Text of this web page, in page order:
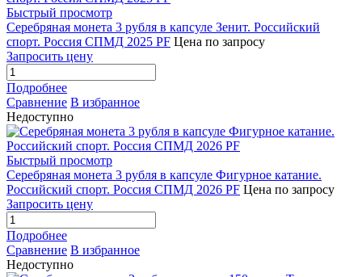
Быстрый просмотр
Серебряная монета 3 рубля в капсуле Зенит. Российский
спорт. Россия СПМД 2025 PF Цена по запросу
Запросить цену
Подробнее
Сравнение В избранное
Недоступно
Быстрый просмотр
Серебряная монета 3 рубля в капсуле Фигурное катание.
Российский спорт. Россия СПМД 2026 PF Цена по запросу
Запросить цену
Подробнее
Сравнение В избранное
Недоступно